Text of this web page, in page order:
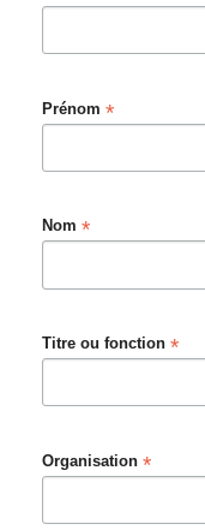
Prénom *
Nom *
Titre ou fonction *
Organisation *